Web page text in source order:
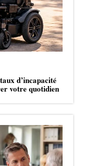
d’incapacité
votre quotidien